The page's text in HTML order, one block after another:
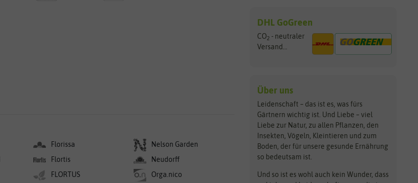
Florissa
Flortis
FLORTUS
Nelson Garden
Neudorff
Orga.nico
DHL GoGreen
CO2 - neutraler
Versand...
Über uns
Leidenschaft – das ist es, was fürs
Gärtnern wichtig ist. Und Liebe – viel
Liebe zur Natur, zu allen Pflanzen, den
Insekten, Vögeln, Kleintieren und zum
Boden, der für unsere gesunde Ernährung
so bedeutsam ist.
Und so ist es wohl auch kein Wunder, dass